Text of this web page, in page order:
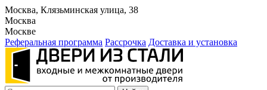
Москва, Клязьминская улица, 38
Москва
Москве
Реферальная программа Рассрочка Доставка и установка